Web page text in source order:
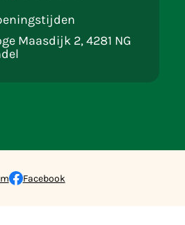
Maasdijk 2, 4281 NG
Facebook